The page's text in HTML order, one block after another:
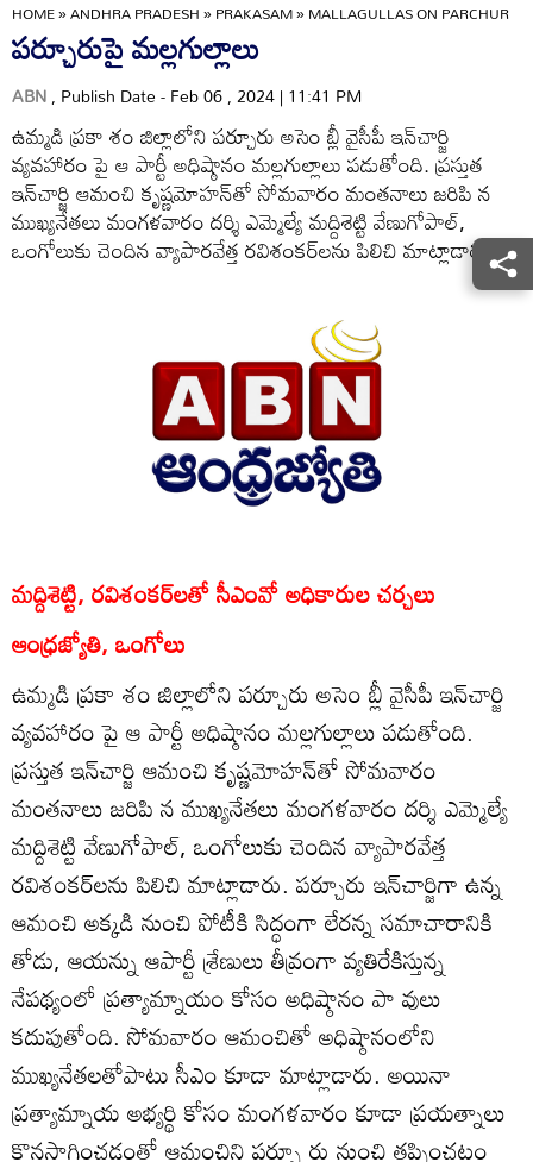
HOME»ANDHRA PRADESH»PRAKASAM»MALLAGULLAS ON PARCHUR
పర్చూరుపై మల్లగుల్లాలు
ABN, Publish Date - Feb 06 , 2024 | 11:41 PM
ఉమ్మడి ప్రకా శం జిల్లాలోని పర్చూరు అసెం బ్లీ వైసీపీ ఇన్‌చార్జి
వ్యవహారం పై ఆ పార్టీ అధిష్ఠానం మల్లగుల్లాలు పడుతోంది. ప్రస్తుత
ఇన్‌చార్జి ఆమంచి కృష్ణమోహన్‌తో సోమవారం మంతనాలు జరిపి న
ముఖ్యనేతలు మంగళవారం దర్శి ఎమ్మెల్యే మద్దిశెట్టి వేణుగోపాల్‌,
ఒంగోలుకు చెందిన వ్యాపారవేత్త రవిశంకర్‌లను పిలిచి మాట్లాడారు.
మద్దిశెట్టి, రవిశంకర్‌లతో సీఎంవో అధికారుల చర్చలు
ఆంధ్రజ్యోతి, ఒంగోలు
ఉమ్మడి ప్రకా శం జిల్లాలోని పర్చూరు అసెం బ్లీ వైసీపీ ఇన్‌చార్జి
వ్యవహారం పై ఆ పార్టీ అధిష్ఠానం మల్లగుల్లాలు పడుతోంది.
ప్రస్తుత ఇన్‌చార్జి ఆమంచి కృష్ణమోహన్‌తో సోమవారం
మంతనాలు జరిపి న ముఖ్యనేతలు మంగళవారం దర్శి ఎమ్మెల్యే
మద్దిశెట్టి వేణుగోపాల్‌, ఒంగోలుకు చెందిన వ్యాపారవేత్త
రవిశంకర్‌లను పిలిచి మాట్లాడారు. పర్చూరు ఇన్‌చార్జిగా ఉన్న
ఆమంచి అక్కడి నుంచి పోటీకి సిద్ధంగా లేరన్న సమాచారానికి
తోడు, ఆయన్ను ఆపార్టీ శ్రేణులు తీవ్రంగా వ్యతిరేకిస్తున్న
నేపథ్యంలో ప్రత్యామ్నాయం కోసం అధిష్ఠానం పా వులు
కదుపుతోంది. సోమవారం ఆమంచితో అధిష్ఠానంలోని
ముఖ్యనేతలతోపాటు సీఎం కూడా మాట్లాడారు. అయినా
ప్రత్యామ్నాయ అభ్యర్థి కోసం మంగళవారం కూడా ప్రయత్నాలు
కొనసాగించడంతో ఆమంచిని పర్చూ రు నుంచి తప్పించటం